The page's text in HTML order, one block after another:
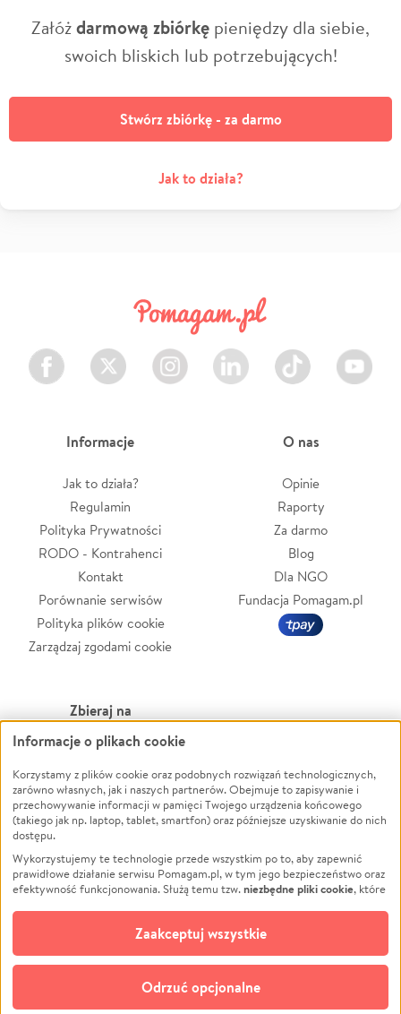
Załóżdarmową zbiórkę pieniędzy dla siebie,
swoich bliskich lub potrzebujących!
Stwórz zbiórkę - za darmo
Jak to działa?
Facebook Twitter Instagram LinkedIn TikTok Youtube
Informacje
Jak to działa?
Regulamin
Polityka Prywatności
RODO - Kontrahenci
Kontakt
Porównanie serwisów
Polityka plików cookie
Zarządzaj zgodami cookie
O nas
Opinie
Raporty
Za darmo
Blog
Dla NGO
Fundacja Pomagam.pl
Zbieraj na
Leczenie
Zwierzęta
Pożar
Ukraina
Pomoc Finansowa
Projekty
Pogrzeb
Społeczność lokalna
Kultura
Powódź
Wichura
NGO
Edukacja
Podróż
Impreza
Ochrona środowiska
Biznes
Informacje o plikach cookie
Korzystamy z plików cookie oraz podobnych rozwiązań technologicznych,
zarówno własnych, jak i naszych partnerów. Obejmuje to zapisywanie i
przechowywanie informacji w pamięci Twojego urządzenia końcowego
(takiego jak np. laptop, tablet, smartfon) oraz późniejsze uzyskiwanie do nich
dostępu.
Wykorzystujemy te technologie przede wszystkim po to, aby zapewnić
prawidłowe działanie serwisu Pomagam.pl, w tym jego bezpieczeństwo oraz
efektywność funkcjonowania. Służą temu tzw.niezbędne pliki cookie, które
opcjonalnych plików cookie
technologii do celów analitycznych i retargetingowych. Możesz wyrazić
zgodę na ich stosowanie lub jej odmówić. W dowolnym momencie masz
możliwość zmiany swoich preferencji na stronie „Zarządzaj zgodami cookie”,
do której link znajdziesz w stopce serwisu Pomagam.pl. Opcjonalne pliki
cookie wykorzystywane są w następujących celach:
Odrzuć opcjonalne
Zaakceptuj wszystkie